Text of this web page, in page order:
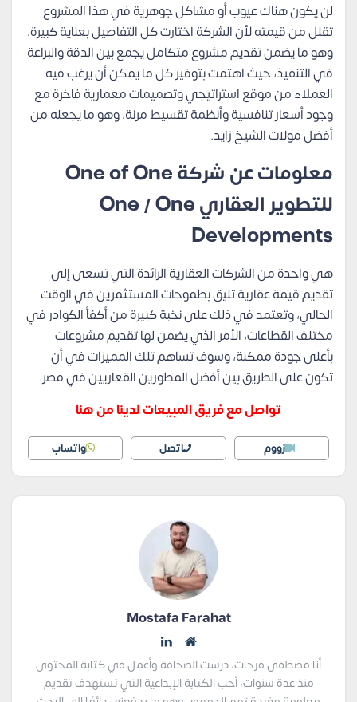
لن يكون هناك عيوب أو مشاكل جوهرية في هذا المشروع
تقلل من قيمته لأن الشركة اختارت كل التفاصيل بعناية كبيرة،
وهو ما يضمن تقديم مشروع متكامل يجمع بين الدقة والبراعة
في التنفيذ، حيث اهتمت بتوفير كل ما يمكن أن يرغب فيه
العملاء من موقع استراتيجي وتصميمات معمارية فاخرة مع
وجود أسعار تنافسية وأنظمة تقسيط مرنة، وهو ما يجعله من
أفضل مولات الشيخ زايد.
معلومات عن شركة One of One
للتطوير العقاري One / One
Developments
هي واحدة من الشركات العقارية الرائدة التي تسعى إلى
تقديم قيمة عقارية تليق بطموحات المستثمرين في الوقت
الحالي، وتعتمد في ذلك على نخبة كبيرة من أكفأ الكوادر في
مختلف القطاعات، الأمر الذي يضمن لها تقديم مشروعات
بأعلى جودة ممكنة، وسوف تساهم تلك المميزات في أن
تكون على الطريق بين أفضل المطورين القعاريين في مصر.
تواصل مع فريق المبيعات لدينا من هنا
زووم اتصل واتساب
Mostafa Farahat
أنا مصطفى فرحات، درست الصحافة وأعمل في كتابة المحتوى
منذ عدة سنوات، أحب الكتابة الإبداعية التي تستهدف تقديم